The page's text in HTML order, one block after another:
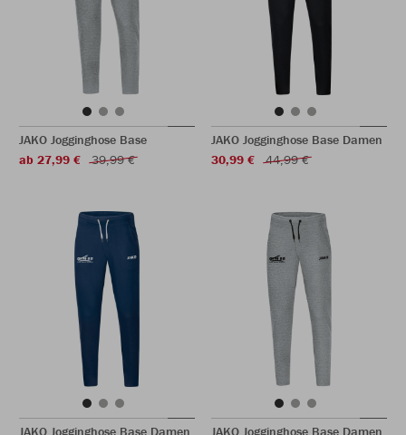
JAKO Jogginghose Base
ab 27,99 €
39,99 €
JAKO Jogginghose Base Damen
30,99 €
44,99 €
JAKO Jogginghose Base Damen JAKO Jogginghose Base Damen